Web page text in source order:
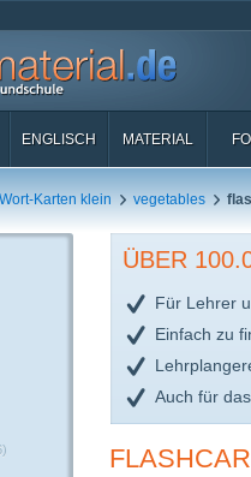
ENGLISCH MATERIAL
Karten klein vegetables
ÜBER
Für Lehrer
Einfach zu
Auch für